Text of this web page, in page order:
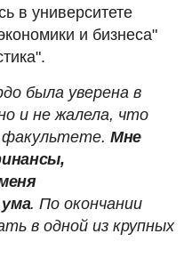
в университете
и бизнеса"
была уверена в
и не жалела, что
факультете. Мне
. По окончании
в одной из крупных